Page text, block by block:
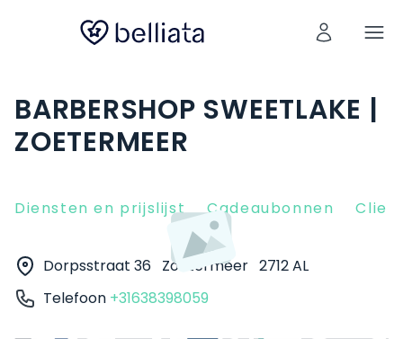
BARBERSHOP SWEETLAKE |
ZOETERMEER
Diensten en prijslijst Cadeaubonnen
Dorpsstraat 36 Zoetermeer 2712 AL
Telefoon +31638398059